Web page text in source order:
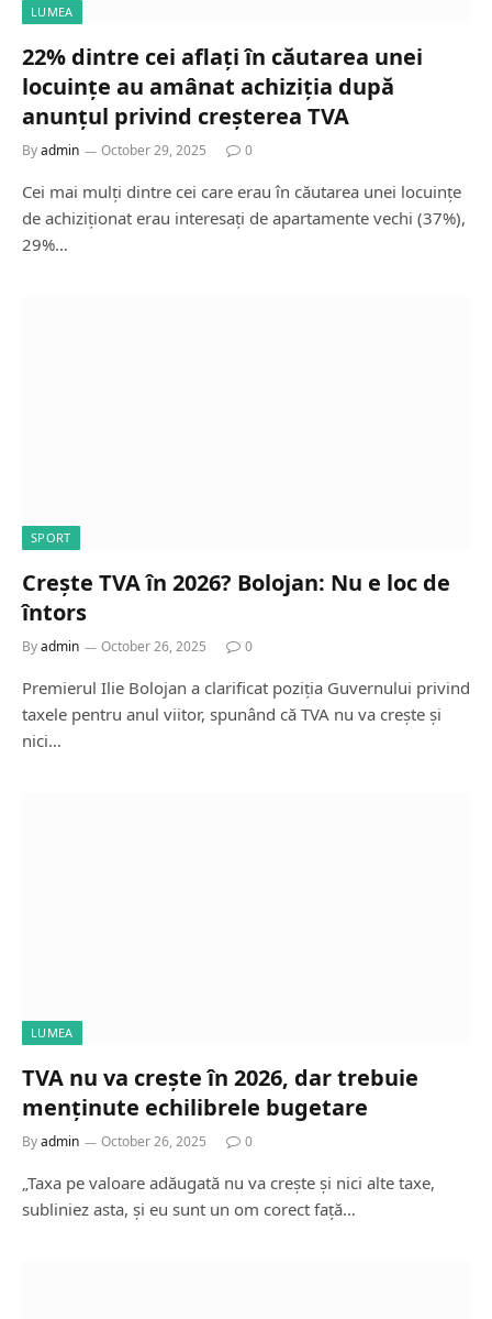
LUMEA
22% dintre cei aflați în căutarea unei
locuințe au amânat achiziția după
anunțul privind creșterea TVA
Byadmin October 29, 2025 0
Cei mai mulți dintre cei care erau în căutarea unei locuințe
de achiziționat erau interesați de apartamente vechi (37%),
29%…
SPORT
Crește TVA în 2026? Bolojan: Nu e loc de
întors
Byadmin October 26, 2025 0
Premierul Ilie Bolojan a clarificat poziția Guvernului privind
taxele pentru anul viitor, spunând că TVA nu va crește și
nici…
LUMEA
TVA nu va crește în 2026, dar trebuie
menținute echilibrele bugetare
Byadmin October 26, 2025 0
„Taxa pe valoare adăugată nu va crește și nici alte taxe,
subliniez asta, și eu sunt un om corect față…